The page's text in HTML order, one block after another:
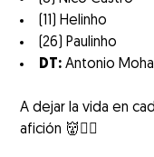
(11) Helinho
(26) Paulinho
DT: Antonio
A dejar la vida en
afición 👹❤️‍🔥